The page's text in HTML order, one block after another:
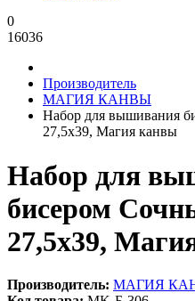
0
16036
Производитель
МАГИЯ КАНВЫ
Набор для вышивания
27,5x39, Магия канвы
Набор для
бисером
27,5x39,
Производитель: МАГИЯ